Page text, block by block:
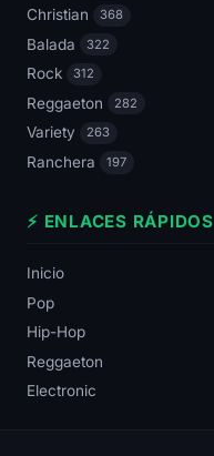
Christian 368
Balada 322
Rock 312
Reggaeton 282
Variety 263
Ranchera 197
⚡ ENLACES RÁPIDOS
Inicio
Pop
Hip-Hop
Reggaeton
Electronic